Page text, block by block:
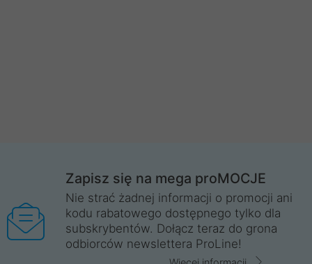
Zapisz się na mega proMOCJE
Nie strać żadnej informacji o promocji ani
kodu rabatowego dostępnego tylko dla
subskrybentów. Dołącz teraz do grona
odbiorców newslettera ProLine!